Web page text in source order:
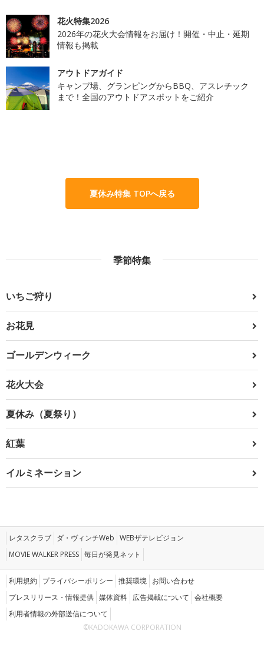
花火特集2026
2026年の花火大会情報をお届け！開催・中止・延期
情報も掲載
アウトドアガイド
キャンプ場、グランピングからBBQ、アスレチック
まで！全国のアウトドアスポットをご紹介
夏休み特集 TOPへ戻る
季節特集
いちご狩り
お花見
ゴールデンウィーク
花火大会
夏休み（夏祭り）
紅葉
イルミネーション
レタスクラブ ダ・ヴィンチWeb WEBザテレビジョン
MOVIE WALKER PRESS 毎日が発見ネット
利用規約 プライバシーポリシー 推奨環境 お問い合わせ
プレスリリース・情報提供 媒体資料 広告掲載について 会社概要
利用者情報の外部送信について
©KADOKAWA CORPORATION